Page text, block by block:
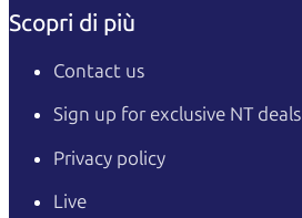
Scopri di più
Contact us
Sign up for exclusive NT deals
Privacy policy
Live